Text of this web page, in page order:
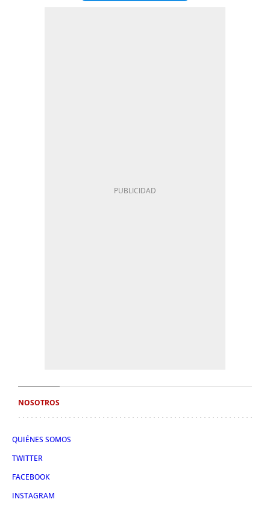
NOSOTROS
QUIÉNES SOMOS
TWITTER
FACEBOOK
INSTAGRAM